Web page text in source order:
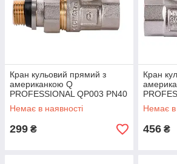
Кран кульовий прямий з
американкою Q
PROFESSIONAL QP003 PN40
1/2" антипротічка, Білий
метелик
Немає в наявності
299 ₴
Кран
3/4|
метелик
Немає в
456 ₴